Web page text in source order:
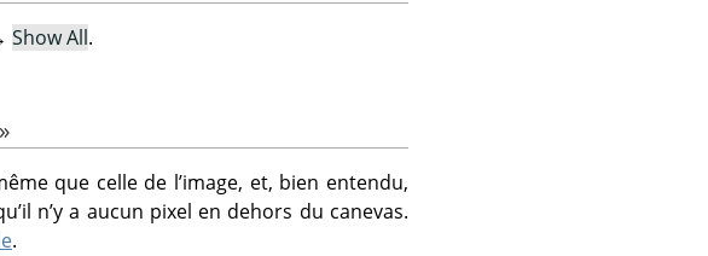
Show All.
»
que celle de l’image, et, bien entendu,
n’y a aucun pixel en dehors du canevas.
.